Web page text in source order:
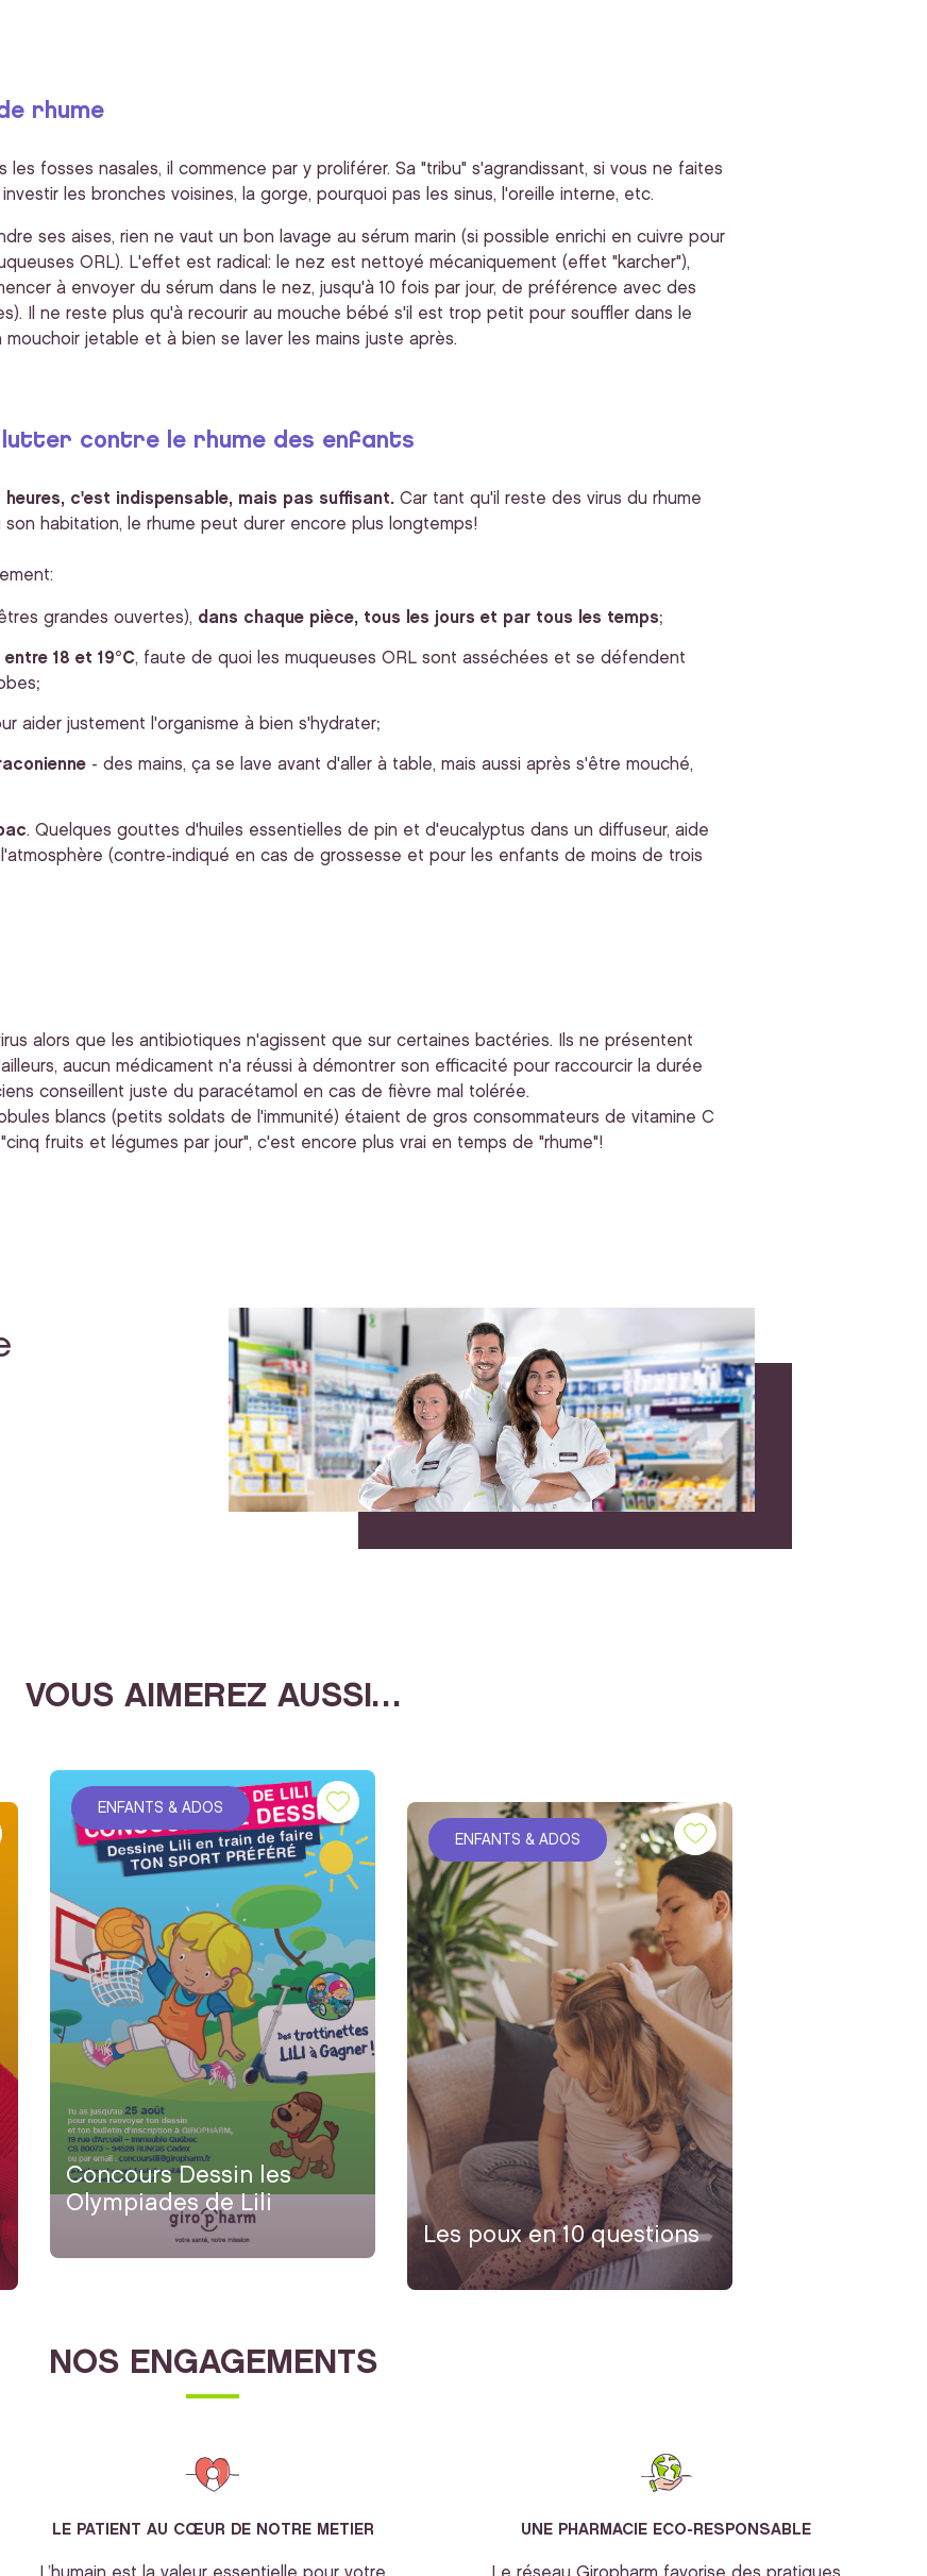
rhume
les fosses nasales, il commence par y proliférer. Sa "tribu" s'agrandissant, si vous ne faites
les bronches voisines, la gorge, pourquoi pas les sinus, l'oreille interne, etc.
ses aises, rien ne vaut un bon lavage au sérum marin (si possible enrichi en cuivre pour
ORL). L'effet est radical: le nez est nettoyé mécaniquement (effet "karcher"),
à envoyer du sérum dans le nez, jusqu'à 10 fois par jour, de préférence avec des
Il ne reste plus qu'à recourir au mouche bébé s'il est trop petit pour souffler dans le
jetable et à bien se laver les mains juste après.
contre le rhume des enfants
c'est indispensable, mais pas suffisant. Car tant qu'il reste des virus du rhume
habitation, le rhume peut durer encore plus longtemps!
grandes ouvertes), dans chaque pièce, tous les jours et par tous les temps;
18 et 19°C, faute de quoi les muqueuses ORL sont asséchées et se défendent
aider justement l'organisme à bien s'hydrater;
- des mains, ça se lave avant d'aller à table, mais aussi après s'être mouché,
. Quelques gouttes d'huiles essentielles de pin et d'eucalyptus dans un diffuseur, aide
(contre-indiqué en cas de grossesse et pour les enfants de moins de trois
alors que les antibiotiques n'agissent que sur certaines bactéries. Ils ne présentent
aucun médicament n'a réussi à démontrer son efficacité pour raccourcir la durée
conseillent juste du paracétamol en cas de fièvre mal tolérée.
blancs (petits soldats de l'immunité) étaient de gros consommateurs de vitamine C
fruits et légumes par jour", c'est encore plus vrai en temps de "rhume"!
VOUS AIMEREZ AUSSI…
ENFANTS & ADOS
Concours Dessin les
Olympiades de Lili
ENFANTS & ADOS
Les poux en 10 questions
NOS ENGAGEMENTS
LE PATIENT AU CŒUR DE NOTRE METIER UNE PHARMACIE ECO-RESPONSABLE